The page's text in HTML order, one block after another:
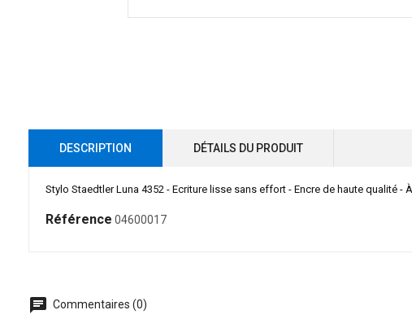
DESCRIPTION DÉTAILS DU PRODUIT
Stylo Staedtler Luna 4352 - Ecriture lisse sans effort - Encre de haute qualité -
Référence 04600017
chat Commentaires (0)